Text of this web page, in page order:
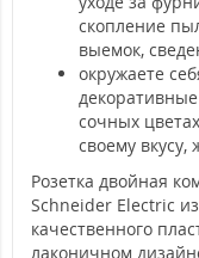
скопление
выемок,
окружаете
сочных
своему
Розетка двойная
Schneider Electric
качественного
лаконичном